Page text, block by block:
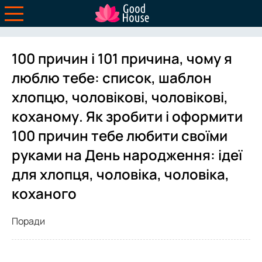
100 причин і 101 причина, чому я
люблю тебе: список, шаблон
хлопцю, чоловікові, чоловікові,
коханому. Як зробити і оформити
100 причин тебе любити своїми
руками на День народження: ідеї
для хлопця, чоловіка, чоловіка,
коханого
Поради